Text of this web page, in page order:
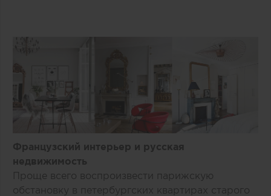
Французский интерьер и русская
недвижимость
Проще всего воспроизвести парижскую
обстановку в петербургских квартирах старого